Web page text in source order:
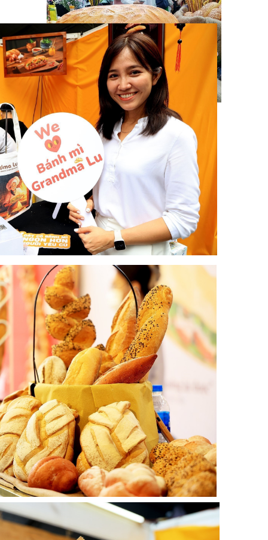
2023 年，CNN 旅游频道将越南面包列入
全球24种最佳三明治榜单。图自越通社